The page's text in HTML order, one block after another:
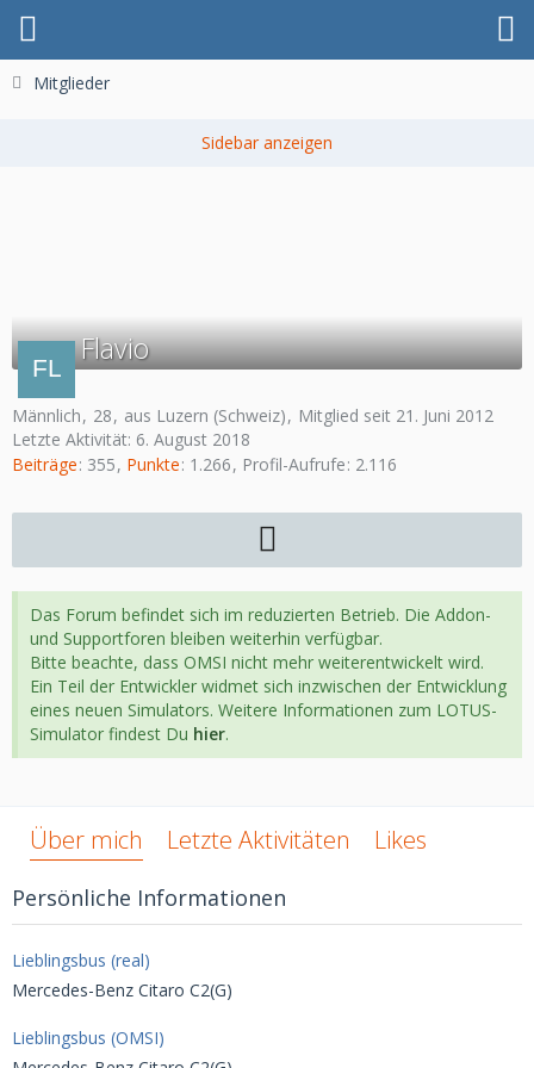
Mitglieder
Flavio
Männlich 28 aus Luzern (Schweiz)
Mitglied seit 21. Juni 2012
Letzte Aktivität: 6. August 2018
Beiträge 355 Punkte 1.266 Profil-Aufrufe 2.116
Das Forum befindet sich im reduzierten Betrieb. Die Addon-
und Supportforen bleiben weiterhin verfügbar.
Bitte beachte, dass OMSI nicht mehr weiterentwickelt wird.
Ein Teil der Entwickler widmet sich inzwischen der Entwicklung
eines neuen Simulators. Weitere Informationen zum LOTUS-
Simulator findest Du hier.
Über mich Letzte Aktivitäten Likes
Persönliche Informationen
Lieblingsbus (real)
Mercedes-Benz Citaro C2(G)
Lieblingsbus (OMSI)